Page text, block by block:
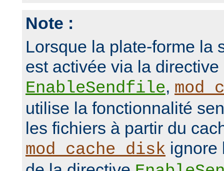
Note :
Lorsque la plate-forme la
est activée via la directive
EnableSendfile,
utilise la fonctionnalité
les fichiers à partir du
mod_cache_disk ignore